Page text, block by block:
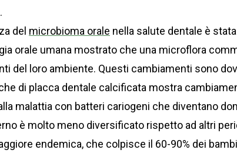
del microbioma orale nella salute dentale è
orale umana mostrato che una microflora
del loro ambiente. Questi cambiamenti sono
di placca dentale calcificata mostra
malattia con batteri cariogeni che diventano
è molto meno diversificato rispetto ad altri
endemica, che colpisce il 60-90% dei